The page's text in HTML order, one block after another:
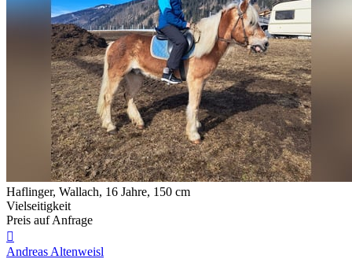
Haflinger, Wallach, 16 Jahre, 150 cm
Vielseitigkeit
Preis auf Anfrage

Andreas Altenweisl